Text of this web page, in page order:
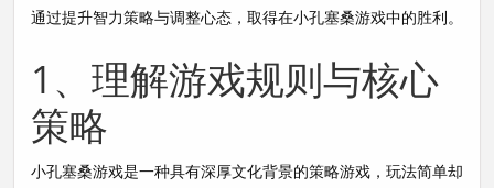
通过提升智力策略与调整心态，取得在小孔塞桑游戏中的胜利。
1、理解游戏规则与核心
策略
小孔塞桑游戏是一种具有深厚文化背景的策略游戏，玩法简单却